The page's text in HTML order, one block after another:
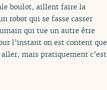
boulot, aillent faire la
robot qui se fasse casser
qui tue un autre être
l’instant on est content que
aller, mais pratiquement c’est